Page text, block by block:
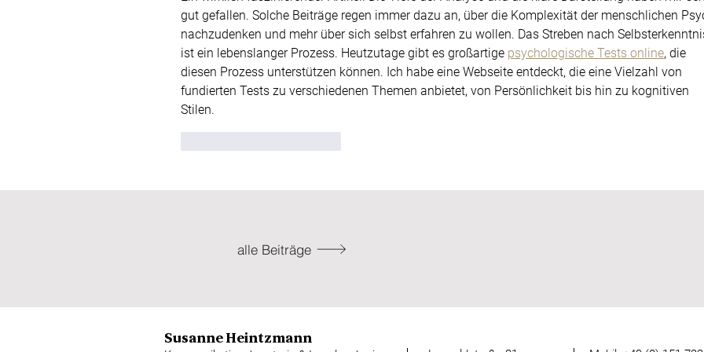
gut gefallen. Solche Beiträge regen immer dazu an, über die Komplexität der menschlichen
nachzudenken und mehr über sich selbst erfahren zu wollen. Das Streben nach
ist ein lebenslanger Prozess. Heutzutage gibt es großartige psychologische Tests online, die
diesen Prozess unterstützen können. Ich habe eine Webseite entdeckt, die eine Vielzahl von
fundierten Tests zu verschiedenen Themen anbietet, von Persönlichkeit bis hin zu kognitiven
Stilen.
alle Beiträge
Susanne Heintzmann